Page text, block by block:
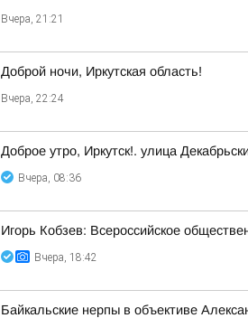
Вчера, 21:21
Доброй ночи, Иркутская область!
Вчера, 22:24
Доброе утро, Иркутск!. улица
Вчера, 08:36
Игорь Кобзев: Всероссийское
Вчера, 18:42
Байкальские нерпы в объективе